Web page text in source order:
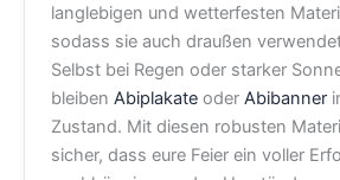
langlebigen und wetterfesten
sodass sie auch draußen
Selbst bei Regen oder starker
bleiben Abiplakate oder Abibanner
Zustand. Mit diesen robusten
sicher, dass eure Feier ein voller